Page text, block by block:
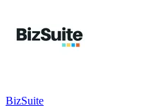
BizSuite